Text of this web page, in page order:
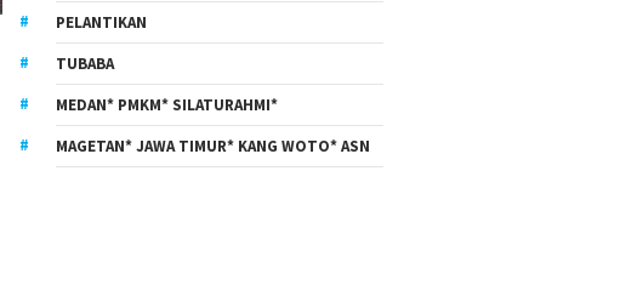
PELANTIKAN
TUBABA
MEDAN* PMKM* SILATURAHMI*
MAGETAN* JAWA TIMUR* KANG WOTO* ASN